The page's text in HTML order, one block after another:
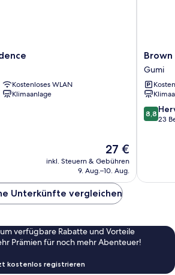
Kostenloses WLAN
Klimaanlage
Der
Preis
beträgt
27 €
inkl. Steuern & Gebühren
9. Aug.–10. Aug.
Brown
Dot
Hotel
Gumi
Okgye
Branch
Gumi
Gumi
8.8
von
8,8
23
Unterkünfte vergleichen
verfügbare Rabatte und Vorteile
Prämien für noch mehr Abenteuer!
kostenlos registrieren